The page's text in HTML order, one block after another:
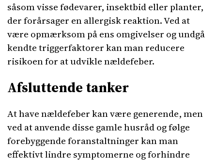
såsom visse fødevarer, insektbid eller planter,
der forårsager en allergisk reaktion. Ved at
være opmærksom på ens omgivelser og undgå
kendte triggerfaktorer kan man reducere
risikoen for at udvikle nældefeber.
Afsluttende tanker
At have nældefeber kan være generende, men
ved at anvende disse gamle husråd og følge
forebyggende foranstaltninger kan man
effektivt lindre symptomerne og forhindre